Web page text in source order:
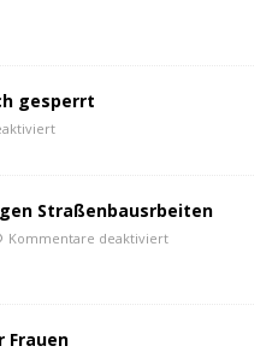
gesperrt
Straßenbausrbeiten
Kommentare deaktiviert
Frauen